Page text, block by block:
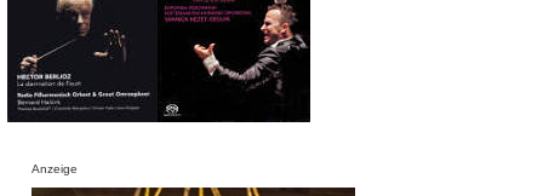
Anzeige